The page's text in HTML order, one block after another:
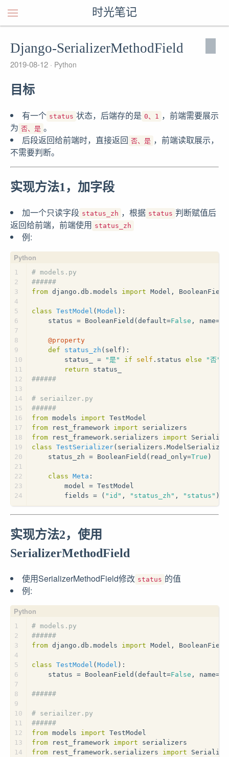
时光笔记
Django-SerializerMethodField
2019-08-12 Python
目标
有一个 status 状态，后端存的是 0、1
，前端需要展示
为 否、是 。
后段返回给前端时，直接返回 否、是 ，前端读取展示，
不需要判断。
实现方法1，加字段
加一个只读字段 status_zh ，根据 status 判断赋值后
返回给前端，前端使用 status_zh
例:
1
2
3
4
5
6
7
8
9
10
11
12
13
14
15
16
17
18
19
20
21
22
23
24
# models.py
######
from django.db.models import Model, BooleanField
class TestModel (Model ):
    status = BooleanField(default=
False , name=
    @property
def
status_zh ( self ):
        status_ =
"是" if self .status else
"否"
return status_
######
# seriailzer.py
######
from models import TestModel
from rest_framework import serializers
from rest_framework.serializers import
class TestSerializer
    status_zh = BooleanField(read_only=
True )
class Meta :
        model = TestModel
        fields = (
"id" , "status_zh" , "status" )
实现方法2，使用
SerializerMethodField
使用SerializerMethodField修改 status 的值
例:
1
2
3
4
5
6
7
8
9
10
11
12
13
14
# models.py
######
from django.db.models import Model, BooleanField
class TestModel (Model ):
    status = BooleanField(default=
False , name=
######
# seriailzer.py
######
from models import TestModel
from rest_framework import serializers
from rest_framework.serializers import